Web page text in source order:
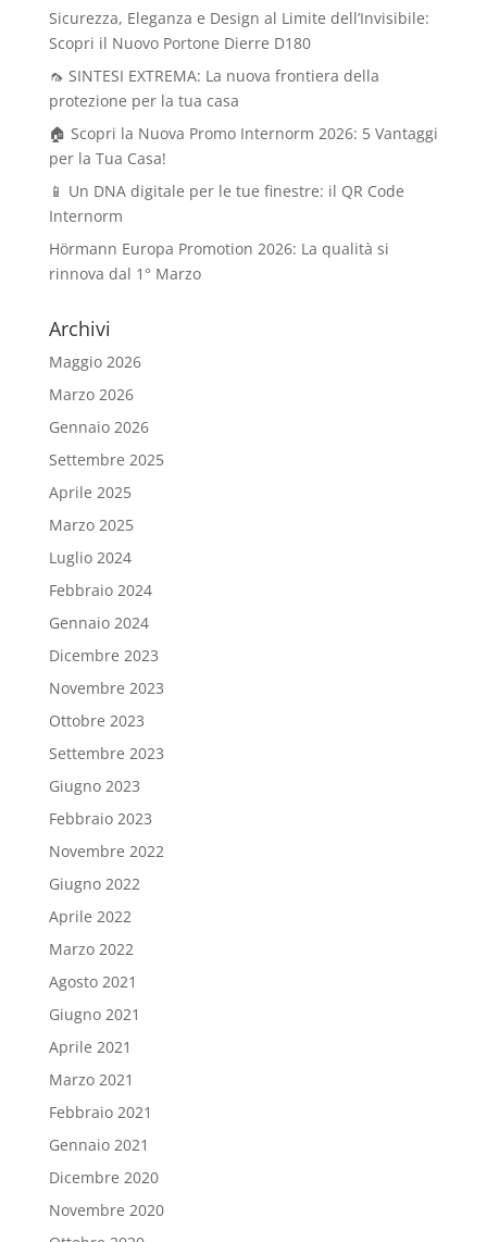
Sicurezza, Eleganza e Design al Limite dell’Invisibile:
Scopri il Nuovo Portone Dierre D180
🦟 SINTESI EXTREMA: La nuova frontiera della
protezione per la tua casa
🏠 Scopri la Nuova Promo Internorm 2026: 5 Vantaggi
per la Tua Casa!
📱 Un DNA digitale per le tue finestre: il QR Code
Internorm
Hörmann Europa Promotion 2026: La qualità si
rinnova dal 1° Marzo
Archivi
Maggio 2026
Marzo 2026
Gennaio 2026
Settembre 2025
Aprile 2025
Marzo 2025
Luglio 2024
Febbraio 2024
Gennaio 2024
Dicembre 2023
Novembre 2023
Ottobre 2023
Settembre 2023
Giugno 2023
Febbraio 2023
Novembre 2022
Giugno 2022
Aprile 2022
Marzo 2022
Agosto 2021
Giugno 2021
Aprile 2021
Marzo 2021
Febbraio 2021
Gennaio 2021
Dicembre 2020
Novembre 2020